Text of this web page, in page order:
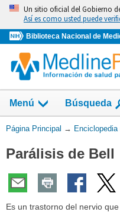
Omita
vaya
al
Contenido
Un sitio oficial del Gobierno
Así es como usted puede
Biblioteca Nacional de
Menú Búsqueda
Usted
aquí:
Página Principal →
Parálisis de Bell
Es un trastorno del nervio